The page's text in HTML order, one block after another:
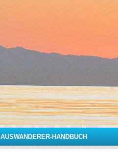
AUSWANDERER-HANDBUCH